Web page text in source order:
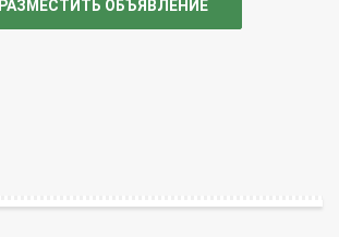
ОБЪЯВЛЕНИЕ